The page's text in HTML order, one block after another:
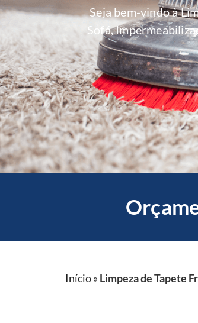
Seja bem-vindo à
Sofá,
Início» Limpeza de Tapete